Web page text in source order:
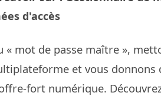
d'accès
mot de passe maître »,
et vous donnons
fort numérique.